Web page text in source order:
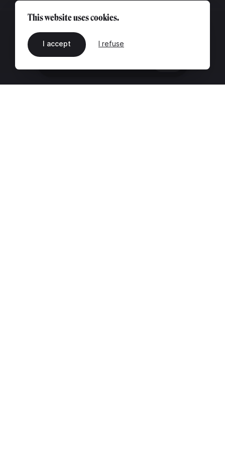
This website uses cookies.
I accept I refuse